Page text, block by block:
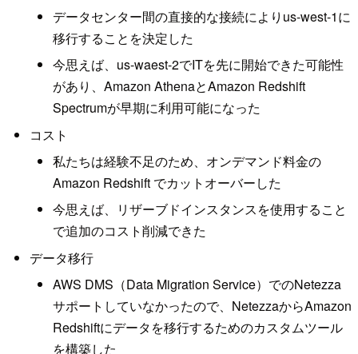
データセンター間の直接的な接続によりus-west-1に
移行することを決定した
今思えば、us-waest-2でITを先に開始できた可能性
があり、Amazon AthenaとAmazon Redshift
Spectrumが早期に利用可能になった
コスト
私たちは経験不足のため、オンデマンド料金の
Amazon Redshift でカットオーバーした
今思えば、リザーブドインスタンスを使用すること
で追加のコスト削減できた
データ移行
AWS DMS（Data Migration Service）でのNetezza
サポートしていなかったので、NetezzaからAmazon
Redshiftにデータを移行するためのカスタムツール
を構築した